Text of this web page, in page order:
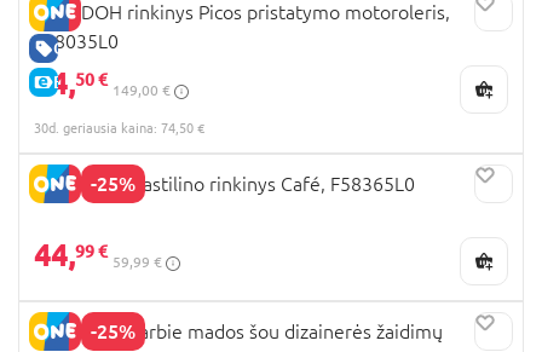
GERA KAINA
E-KAINA
PLAY DOH rinkinys Picos pristatymo motoroleris,
F88035L0
74,50 €
149,00 €
30d. geriausia kaina: 74,50 €
-25%
PLAY DOH plastilino rinkinys Café, F58365L0
44,99 €
59,99 €
-25%
PLAY-DOH Barbie mados šou dizainerės žaidimų